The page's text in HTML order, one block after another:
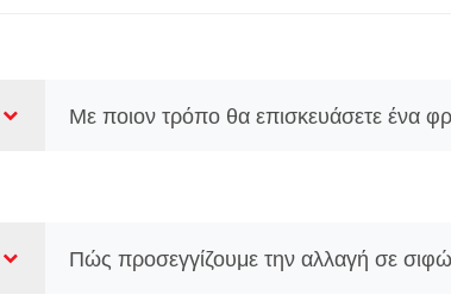
Με ποιον τρόπο θα επισκευάσετε ένα
Πώς προσεγγίζουμε την αλλαγή σε